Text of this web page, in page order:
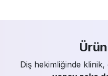
Diş hekimliğinde